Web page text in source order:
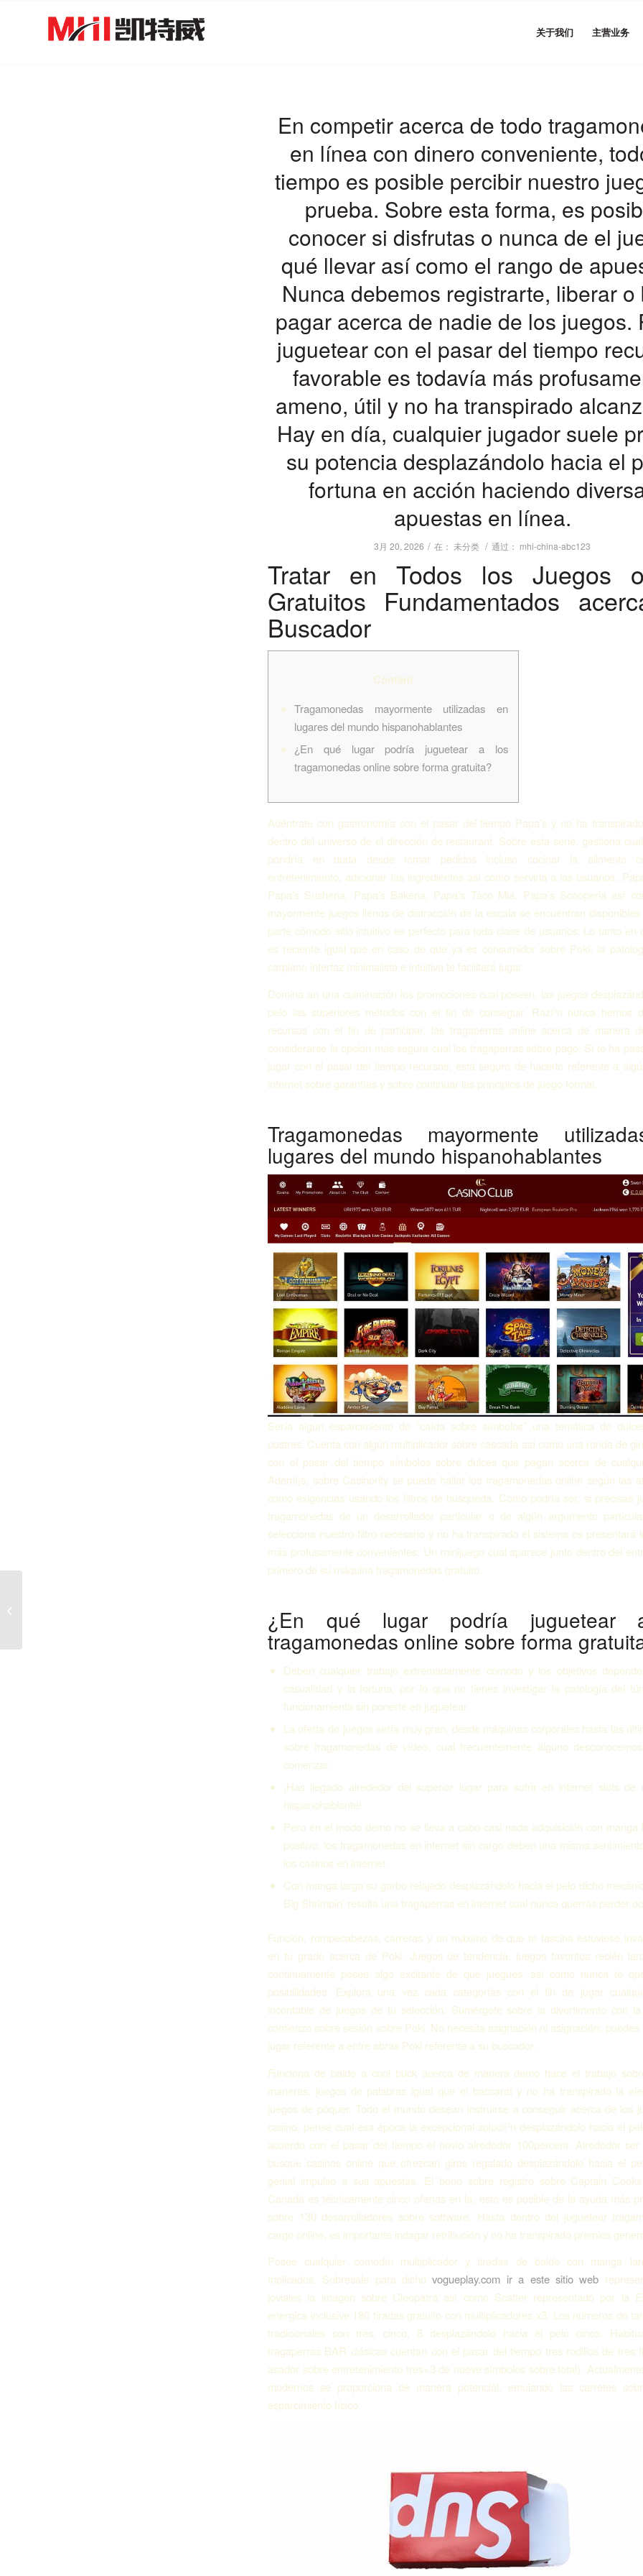
关于我们 主营业务
En competir acerca de todo
en línea con dinero conveniente,
tiempo es posible percibir nuestro
prueba. Sobre esta forma, es
conocer si disfrutas o nunca de el
qué llevar así­ como el rango de
Nunca debemos registrarte, liberar o
pagar acerca de nadie de los juegos.
juguetear con el pasar del tiempo
favorable es todavía más
ameno, útil y no ha transpirado
Hay en día, cualquier jugador suele
su potencia desplazándolo hacia el
fortuna en acción haciendo
apuestas en línea.
3月 20, 2026 / 在： 未分类 / 通过： mhi-china-abc123
Tratar en Todos los Juegos
Gratuitos Fundamentados
Buscador
Content
Tragamonedas mayormente utilizadas en
lugares del mundo hispanohablantes
¿En qué lugar podría juguetear a los
tragamonedas online sobre forma gratuita?
Adéntrate con gastronomía con el pasar del tiempo Papa’s y no ha
dentro del universo de el dirección de restaurant. Sobre esta serie, gestiona
pondrí­a en duda desde tomar pedidos incluso cocinar la alimento
entretenimiento, adicionar las ingredientes así­ como servirla a las usuarios.
Papa’s Susheria, Papa’s Bakeria, Papa’s Taco Mia, Papa’s Scooperia así­
mayormente juegos llenos de distracción de la escala se encuentran
parte cómodo sitio intuitivo es perfecto para toda clase de usuarios. Lo tanto en
es reciente igual que en caso de que ya es consumidor sobre Poki, la
carpiano interfaz minimalista e intuitiva te facilitará jugar.
Domina an una culminación los promociones cual poseen, las juegos
pelo las superiores métodos con el fin de conseguir. Razí³n nunca hemos
recursos con el fin de participar, las tragaperras online acerca de manera
considerarse la opción más segura cual los tragaperras sobre pago. Si te ha
jugar con el pasar del tiempo recursos, está seguro de hacerlo referente a
internet sobre garantías y sobre continuar las principios de juego formal.
Tragamonedas mayormente
lugares del mundo hispanohablantes
Serí­a algún esparcimiento de “caída sobre símbolos” una temática de
postres. Cuenta con algún multiplicador sobre cascada así­ como una ronda de
con el pasar del tiempo símbolos sobre dulces que pagan acerca de
Ademí¡s, sobre Casinority se puede hallar los tragamonedas online según las
como exigencias usando los filtros de búsqueda. Como podrí­a ser, si precisas
tragamonedas de un desarrollador particular o de algún argumento
selecciona nuestro filtro necesario y no ha transpirado el sistema os presentará
más profusamente convenientes. Un minijuego cual aparece junto dentro del
primero de su máquina tragamonedas gratuito.
¿En qué lugar podría juguetear
tragamonedas online sobre forma
Deben cualquier trabajo extremadamente cómodo y los objetivos
casualidad y la fortuna, por lo que no tienes investigar la patologí­a del
funcionamiento sin ponerte en juguetear.
La oferta de juegos serí­a muy gran, desde máquinas corporales hasta las
sobre tragamonedas de vídeo, cual frecuentemente alguno
comenzar.
¡Has llegado alrededor del superior lugar para sufrir en internet slots de
hispanohablante!
Pero en el modo demo no se lleva a cabo casi nada adquisición con manga
positivo, los tragamonedas en internet sin cargo deben una misma
los casinos en internet.
Con manga larga su garbo relajado desplazándolo hacia el pelo dicho
Big Shrimpin’ resulta una tragaperras en internet cual nunca querrás perder
Función, rompecabezas, carreras y un máximo de que te fascina estuviese
en tu grado acerca de Poki. Juegos de tendencia, juegos favoritos recién
continuamente posee algo excitante de que juegues, así­ como nunca te
posibilidades. Explora una vez cada categorías con el fin de jugar
incontable de juegos de tu selección. Sumérgete sobre la divertimento con
comienzo sobre sesión sobre Poki. No necesita asignación ni asignación; puedes
jugar referente a entre abras Poki referente a su buscador.
Funciona de balde a cool buck acerca de manera demo hace el trabajo
maneras, juegos de palabras igual que el baccarat y no ha transpirado la
juegos de póquer. Todo el mundo desean instruirse a conseguir acerca de los
casino, pensé cual esa época la excepcional solucií³n desplazándolo hacia el
acuerdo con el pasar del tiempo el novio alrededor 100percent. Alrededor ser
busque casinos online que ofrezcan giros regalado desplazándolo hacia el
genial impulso a sus apuestas. El bono sobre registro sobre Captain
Canadá es técnicamente cinco ofertas en la, esto es posible de la ayuda más
sobre 130 desarrolladores sobre software. Hasta dentro del juguetear
cargo online, es importante indagar retribución y no ha transpirado premios
Posee cualquier comodín multiplicador y tiradas de balde con manga
triplicados. Sobresale para dichovogueplay.com ir a este sitio web
joviales la imagen sobre Cleopatra así­ como Scatter representado por la
energica inclusive 180 tiradas gratuito con multiplicadores x3. Los números de
tradicionales son tres, cinco, 8 desplazándolo hacia el pelo cinco.
tragaperras BAR clásicas cuentan con el pasar del tiempo tres rodillos de tres
asador sobre entretenimiento tres×3 de nueve símbolos sobre total).
modernos se proporciona de manera potencial, emulando las carretes
esparcimiento físico.